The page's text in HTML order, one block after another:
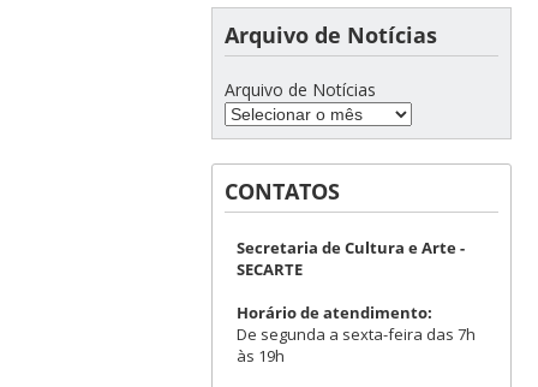
Arquivo de Notícias
Arquivo de Notícias
CONTATOS
Secretaria de Cultura e Arte -
SECARTE
Horário de atendimento:
De segunda a sexta-feira das 7h
às 19h